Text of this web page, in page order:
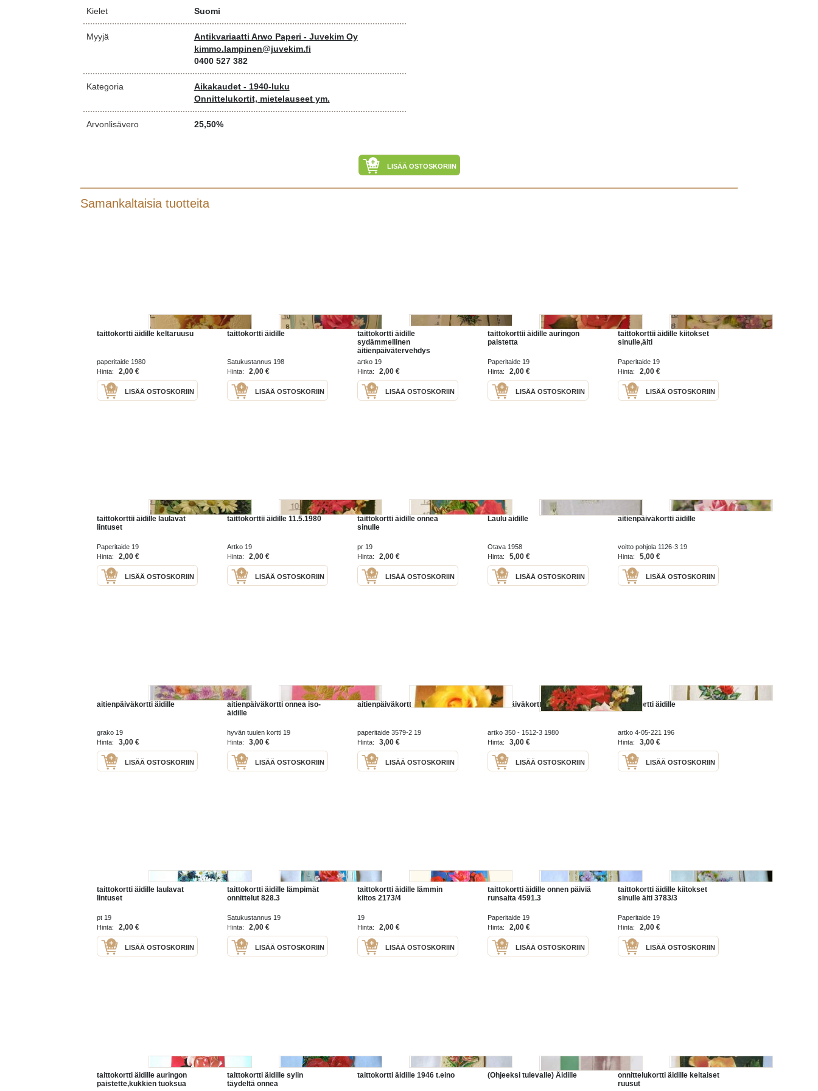
Kielet Suomi
Myyjä
Antikvariaatti Arwo Paperi - Juvekim Oy
kimmo.lampinen@juvekim.fi
0400 527 382
Kategoria
Aikakaudet - 1940-luku
Onnittelukortit, mietelauseet ym.
Arvonlisävero 25,50%
LISÄÄ OSTOSKORIIN
Samankaltaisia tuotteita
taittokortti äidille keltaruusu
paperitaide 1980
Hinta:
2,00 €
LISÄÄ OSTOSKORIIN
taittokortti äidille
Satukustannus 198
Hinta:
2,00 €
LISÄÄ OSTOSKORIIN
taittokortti äidille
sydämmellinen
äitienpäivätervehdys
artko 19
Hinta:
2,00 €
LISÄÄ OSTOSKORIIN
taittokorttii äidille auringon
paistetta
Paperitaide 19
Hinta:
2,00 €
LISÄÄ OSTOSKORIIN
taittokorttii äidille kiitokset
sinulle,äiti
Paperitaide 19
Hinta:
2,00 €
LISÄÄ OSTOSKORIIN
taittokorttii äidille laulavat
lintuset
Paperitaide 19
Hinta:
2,00 €
LISÄÄ OSTOSKORIIN
taittokorttii äidille 11.5.1980
Artko 19
Hinta:
2,00 €
LISÄÄ OSTOSKORIIN
taittokortti äidille onnea
sinulle
pr 19
Hinta:
2,00 €
LISÄÄ OSTOSKORIIN
Laulu äidille
Otava 1958
Hinta:
5,00 €
LISÄÄ OSTOSKORIIN
aitienpäiväkortti äidille
voitto pohjola 1126-3 19
Hinta:
5,00 €
LISÄÄ OSTOSKORIIN
aitienpäiväkortti äidille
grako 19
Hinta:
3,00 €
LISÄÄ OSTOSKORIIN
aitienpäiväkortti onnea iso-
äidille
hyvän tuulen kortti 19
Hinta:
3,00 €
LISÄÄ OSTOSKORIIN
aitienpäiväkortti äidille
paperitaide 3579-2 19
Hinta:
3,00 €
LISÄÄ OSTOSKORIIN
aitienpäiväkortti äidille
artko 350 - 1512-3 1980
Hinta:
3,00 €
LISÄÄ OSTOSKORIIN
taittokortti äidille
artko 4-05-221 196
Hinta:
3,00 €
LISÄÄ OSTOSKORIIN
taittokortti äidille laulavat
lintuset
pt 19
Hinta:
2,00 €
LISÄÄ OSTOSKORIIN
taittokortti äidille lämpimät
onnittelut 828.3
Satukustannus 19
Hinta:
2,00 €
LISÄÄ OSTOSKORIIN
taittokortti äidille lämmin
kiitos 2173/4
19
Hinta:
2,00 €
LISÄÄ OSTOSKORIIN
taittokortti äidille onnen päiviä
runsaita 4591.3
Paperitaide 19
Hinta:
2,00 €
LISÄÄ OSTOSKORIIN
taittokortti äidille kiitokset
sinulle äiti 3783/3
Paperitaide 19
Hinta:
2,00 €
LISÄÄ OSTOSKORIIN
taittokortti äidille auringon
paistette,kukkien tuoksua
taittokortti äidille sylin
täydeltä onnea
taittokortti äidille 1946 t.eino (Ohjeeksi tulevalle) Äidille
onnittelukortti äidille keltaiset
ruusut